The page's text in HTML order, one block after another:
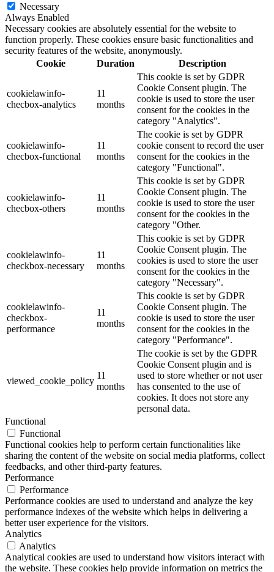
Necessary
Always Enabled
Necessary cookies are absolutely essential for the website to
function properly. These cookies ensure basic functionalities and
security features of the website, anonymously.
Cookie
Duration Description
cookielawinfo-
checbox-analytics
11
months
This cookie is set by GDPR
Cookie Consent plugin. The
cookie is used to store the user
consent for the cookies in the
category "Analytics".
cookielawinfo-
checbox-functional
11
months
The cookie is set by GDPR
cookie consent to record the user
consent for the cookies in the
category "Functional".
cookielawinfo-
checbox-others
11
months
This cookie is set by GDPR
Cookie Consent plugin. The
cookie is used to store the user
consent for the cookies in the
category "Other.
cookielawinfo-
checkbox-necessary
11
months
This cookie is set by GDPR
Cookie Consent plugin. The
cookies is used to store the user
consent for the cookies in the
category "Necessary".
cookielawinfo-
checkbox-
performance
11
months
This cookie is set by GDPR
Cookie Consent plugin. The
cookie is used to store the user
consent for the cookies in the
category "Performance".
viewed_cookie_policy
11
months
The cookie is set by the GDPR
Cookie Consent plugin and is
used to store whether or not user
has consented to the use of
cookies. It does not store any
personal data.
Functional
Functional
Functional cookies help to perform certain functionalities like
sharing the content of the website on social media platforms, collect
feedbacks, and other third-party features.
Performance
Performance
Performance cookies are used to understand and analyze the key
performance indexes of the website which helps in delivering a
better user experience for the visitors.
Analytics
Analytics
Analytical cookies are used to understand how visitors interact with
the website. These cookies help provide information on metrics the